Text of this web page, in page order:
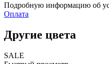
Подробную информацию об
Оплата
Другие цвета
SALE